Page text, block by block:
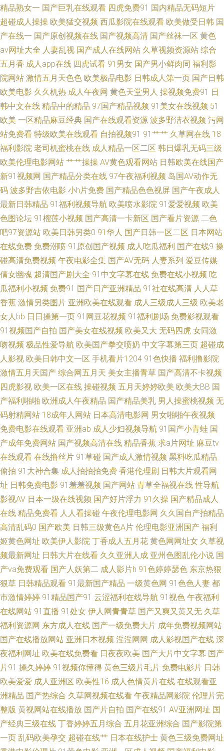
网 91麻豆人妻偷人精品 影音av资源无码男人 日韩伦理片 日本无卡 久久黄色
视频网址 国产精品九九视频 91n视频在线 欧美性爱亚洲 91无码精品入口竹
无码不卡 国产精品一区 超碰碰av在线 俺去也网址 av大片在线观看 综合色男
人的天堂 午液大香蕉 五月丁香啪啪网 人妖乱轮谢精 欧美日韩麻 国产一区变
态人妻 91N视频网站 四虎AV成人网站 欧美成人性 国产精品无毒久久 久草国
内 久草国产av 成人天堂网av www这a视频 91无码无禁动漫 一级大片久 久久
亚洲日韩国产欧美另类 国产欧美日韩久久 在线看片网站 精品伊人大香蕉 91
激情性交社区 另类专区海角 91竹菊国产熟女 深夜福利视视频 超碰人人熟女
亚洲欧洲成人免费福利 国产精品二区三区 91大香蕉cn 九九热这里有精品 91
成人免费视频 男人操逼天堂 91呦在线观看 影音先锋AV一区 毛片水多多 91
网站一起操 日韩无码 91永久 日韩不卡中出 91呦呦 色色男人的天堂AV 性猛
交精品久久 黄色小网站 91精品最新地址 久草在线久草在线 91官方网站在线
观看 男人天堂色91 91视频网址91婷婷 精品人人操人人摸 91韩国伊人五码
91超碰人人狠狠操 91国产色站 51桃色 亚洲色图国产精品 色亚洲色天堂 欧
情文学 熟女自接 色五月色五天色激情 久久人妻丝袜一区二区 久久精产品
wwwmismik AV在线不卡婷图片 国产九九精品在线 国产精品久久色 久久有
精品 九九91视频 91草莓在线 在线天堂9 尤物一区在线视频 影音先锋资源站
AV 91网网址在线观看 av久热 91精品54 91国产黑丝原创亚洲 91在线拍拍
妖系列 午夜社区 精品国产资源 91黑料福利网 欧美性爱二区 91熊貓 欧美啪
色影院 久久精品视频首页 91页在线视频 四虎官网AV 精品国产乱 91在线观
看播放网址 三级网址国产 俺去也五月天 五月婷婷淫 国产午夜福利网址 91大
神双飞美女 日韩毛片网址 91在线网站免费 91黄在线看 色呦呦丁香十月 国产
盗摄成人一区二区 91视频合集 五月丁香色网 东方成人AV在线 影视先锋免费
看A片 五月婷婷家庭教师 日韩八页 俺去也福利 先锋影音aV中文字幕 久久嫩
草精品久久精 91茄子 人人爱av网 av在线资源电影 亚洲成人91黄色 国产熟女
www 91在线swag 亚洲AV色片爱豆 国际东方AV在线 婷婷五月天青草 国产久
精品熟女一 国产巨乳在线观看 四虎免费91 国内精品无码短片
超碰成人操操 欧美猛交视频 西瓜影院在线观看 欧美做受日韩 国
产在线一 国产原创视频在线 国产视频高清 国产丝袜一区 黄色
av网址大全 人妻乱视 国产成人在线网站 久草视频资源站 综合
五月香 成人app在线 四虎试看 91男女 国产男小鲜肉同 福利影
院网站 激情五月天色色 欧美极品电影 日韩成人第一页 国产日韩
欧美电影 久久机热 成人午夜网 黄色天堂男人 操视频免费91 日
韩中文在线 精品中的精品 97国产精品视频 91美女在线视频 51
欧美 一区精品麻豆经典 国产在线观看资源 波多野洁衣视频 污网
站免费看 特级欧美在线观看 自拍视频91 91艹艹 久草网在线 18
福利影院 老司机蜜桃在线 成人精品一区二区 韩日爆乳无码三级
欧美伦理电影网站 艹艹操操 AV黄色观看网站 日韩欧美在线国产
新91视频网 国产精品分类在线 97午夜福利视频 岛国AV动作无
码 波多野吉依电影 小h片免费 国产精品色色视屏 国产午夜成人
最新日韩精品 91福利视频导航 欧美喷水影院 91爱爱视频 欧美
色图论坛 91榴莲小视频 国产高清一卡新区 国产看片资源 二色
吧97资源站 欧美日韩另类0 91华人 国产日韩一区二区 日本网站
在线免费 免费潮喷 91原创国产视频 成人吃瓜福利 国产在线9 操
碰高清免费视频 午夜电影全集 国产AV无码 人妻系列 爱豆传媒
倩女幽魂 超清国产剧大全 91中文字幕在线 免费在线小视频 吃
瓜福利小视频 免费91 国产日产亚洲精品 91社在线高清 人人草
香蕉 激情另类图片 亚洲欧美在线观看 成人三级成人三级 欧美老
女人bb 日日操第一页 91网豆花视频 91福利剧场 免费影视观看
91视频国产自拍 国产美女在线视频 欧美又大 无码四虎 女同激
吻视频 极品性爱导航 欧美国产拳交喷奶 中文字幕第三页 超碰成
人影视 欧美日韩中文一区 手机看片1204 91色快播 福利撸影院
激情五月天国产 综合网五月天 美女主播青草 国产高清不卡视频
四虎影视 欧美一区在线 操碰视频 五月天婷婷欧美 欧美大BB 国
产福利啪啪 欧洲成人午夜精品 国产精品美乳 男人操蜜桃视频 无
码射精网站 18成年人网站 日本高清电影网 男女啪啪午夜视频
免费电影在线观看 亚洲ab 成人少妇视频导航 91国产小青蛙 国
产成年免费网站 国产视频高清在线 精品香蕉 求a片网址 麻豆tv
在线观看 在线撸丝片 91草碰 国产成人激情视频 黑料吃瓜精品
偷拍 91大神合集 成人拍拍拍免费 香港伦理剧 日韩大片观看网
址 日韩免费电影 91羞羞视频 国产网站 青草全福视在线 性导航
影视AV 日本一级在线视频 国产好片浮力 91久操 国产精品成人
在线 精品免费看 人人看操碰 午夜伦理电影网 久久国自产拍精品
高清乱码0 国产欧美 日韩三级黄色A片 伦理电影亚洲国产 福利
姬黄色网址 欧美伊人影院 丁香成人五月花 黄色网网址女 久草视
频最新网址 日韩大片在线看 久久亚洲人成 亚州色图乱伦小说 国
产va免费观看 国产人妖第二 成人影片h 91色婷婷瑟色 东京热狠
狠草 日韩精品观看 91最新国产精品 一级黄色网 91色色人妻 都
市激情婷婷 91精品国产91 云涩福利在线导航 91视色 午夜福利
在线网站 91直播 91处女 伊人网青青草 国产又爽又黄又无 久草
福利资源网 东方成人在线 国产一级免费大片 成年免费视频网站
国产在线播放网站 亚洲日本视频 淫淫网网 成人影视国产在线 深
夜福利网址 欧美在线免费看 日夜夜欧美 国产大片中文字幕 国产
片91 操久婷婷 91视频你懂得 黄色三级片毛片 免费电影片 日韩
欧美爱爱 成人亚洲区 欧美性16 成人色情黄片在线 在线观看亚
洲精品 国产热综合 久草网视频在线看 午夜精品网影院 伦理片完
整版 黄视网站在线播放 国产片自拍 国产在线91 AV亚洲网址 国
产经典三级在线 丁香婷婷五月综合 五月花亚洲综合 国产影院第
一页 乱码欧美孕交 超碰在线艹 日本在线护士 黄色三级免费网址